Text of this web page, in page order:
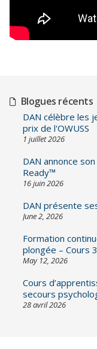
Blogues récents
DAN célèbre les
prix de l'OWUSS
1 juillet 2026
DAN annonce
Ready™
16 juin 2026
DAN présente
June 2, 2026
Formation
plongée – Cours
May 12, 2026
Cours
secours
28 avril 2026